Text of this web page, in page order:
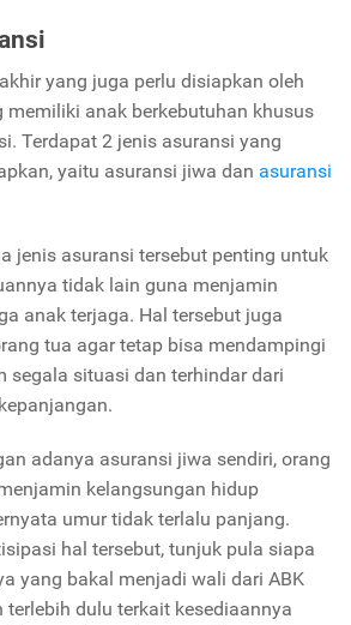
yang juga perlu disiapkan oleh
memiliki anak berkebutuhan khusus
Terdapat 2 jenis asuransi yang
yaitu asuransi jiwa dan asuransi
jenis asuransi tersebut penting untuk
tidak lain guna menjamin
anak terjaga. Hal tersebut juga
tua agar tetap bisa mendampingi
segala situasi dan terhindar dari
adanya asuransi jiwa sendiri, orang
kelangsungan hidup
umur tidak terlalu panjang.
hal tersebut, tunjuk pula siapa
yang bakal menjadi wali dari ABK
terlebih dulu terkait kesediaannya